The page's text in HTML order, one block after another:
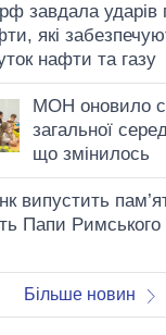
завдала ударів
які
нафти та газу
МОН оновило
загальної
що змінилось
випустить
Папи Римського
Більше новин